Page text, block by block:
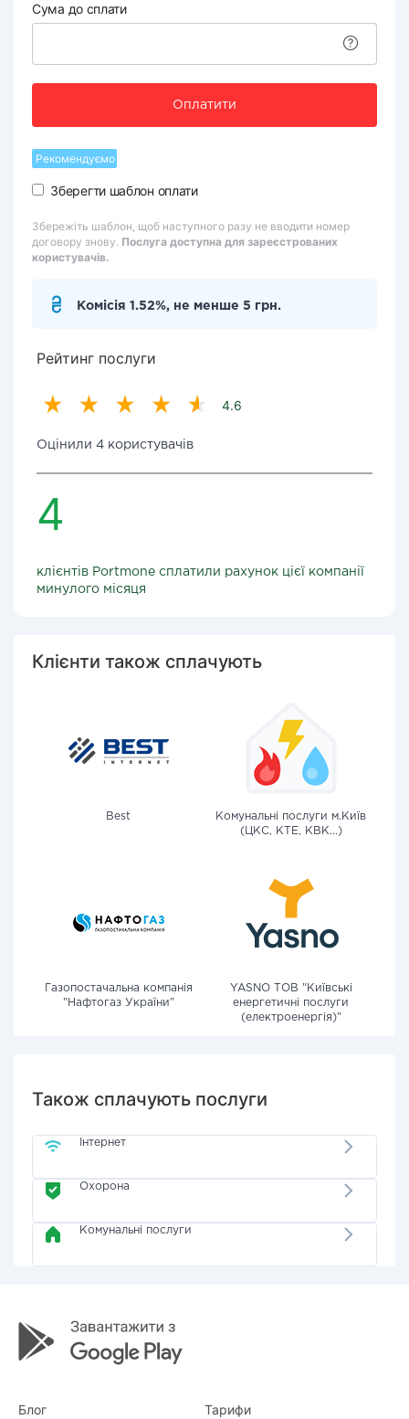
Сума до сплати
Оплатити
Рекомендуємо
Зберегти шаблон оплати
Збережіть шаблон, щоб наступного разу не вводити номер
договору знову. Послуга доступна для зареєстрованих
користувачів.
Комісія 1.52%, не менше 5 грн.
Рейтинг послуги
4.6
Оцінили 4 користувачів
4
клієнтів Portmone сплатили рахунок цієї компанії
минулого місяця
Клієнти також сплачують
Best
Комунальні послуги м.Київ
(ЦКС, КТЕ, КВК...)
Газопостачальна компанія
"Нафтогаз України"
YASNO ТОВ "Київські
енергетичні послуги
(електроенергія)"
Також сплачують послуги
Інтернет
Охорона
Комунальні послуги
Блог Тарифи